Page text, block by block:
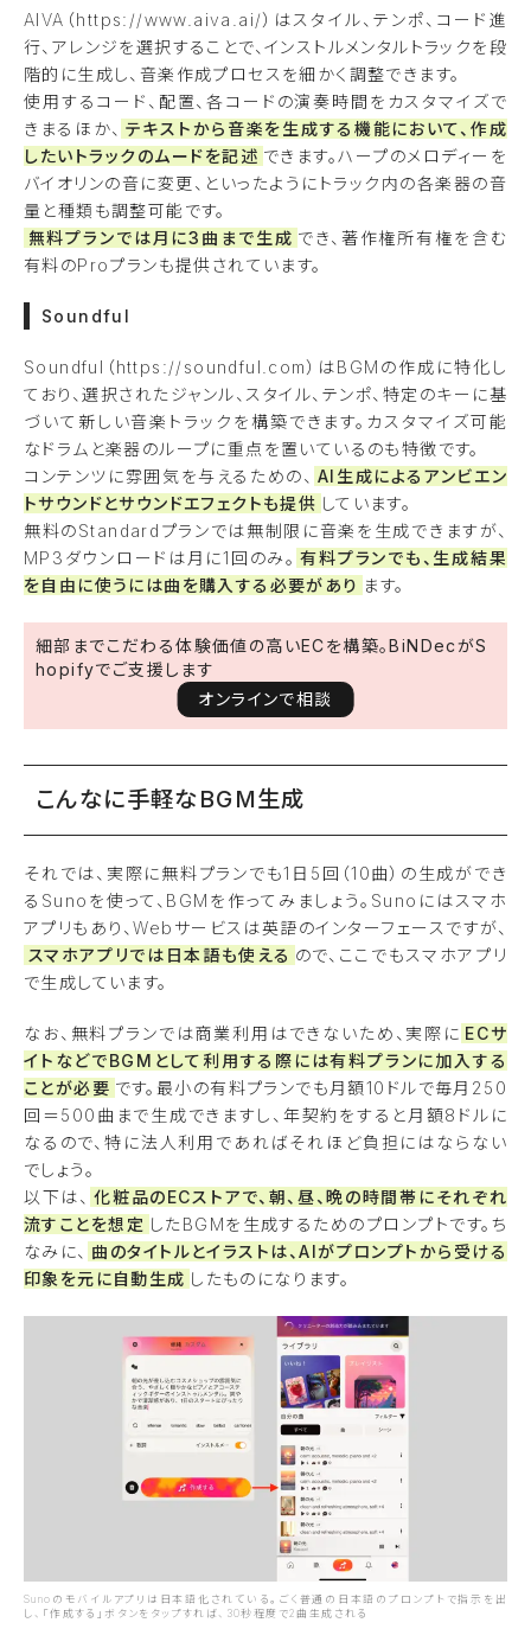
AIVA（https://www.aiva.ai/）はスタイル、テンポ、コード進
行、アレンジを選択することで、インストルメンタルトラックを段
階的に生成し、音楽作成プロセスを細かく調整できます。
使用するコード、配置、各コードの演奏時間をカスタマイズで
きまるほか、 テキストから音楽を生成する機能において、作成
したいトラックのムードを記述 できます。ハープのメロディーを
バイオリンの音に変更、といったようにトラック内の各楽器の音
量と種類も調整可能です。
無料プランでは月に3曲まで生成 でき、著作権所有権を含む
有料のProプランも提供されています。
Soundful
Soundful（https://soundful.com）はBGMの作成に特化し
ており、選択されたジャンル、スタイル、テンポ、特定のキーに基
づいて新しい音楽トラックを構築できます。カスタマイズ可能
なドラムと楽器のループに重点を置いているのも特徴です。
コンテンツに雰囲気を与えるための、 AI生成によるアンビエン
トサウンドとサウンドエフェクトも提供 しています。
無料のStandardプランでは無制限に音楽を生成できますが、
MP3ダウンロードは月に1回のみ。 有料プランでも、生成結果
を自由に使うには曲を購入する必要があり ます。
細部までこだわる体験価値の高いECを構築。BiNDecがS
hopifyでご支援します
オンラインで相談
こんなに手軽なBGM生成
それでは、実際に無料プランでも1日5回（10曲）の生成ができ
るSunoを使って、BGMを作ってみましょう。Sunoにはスマホ
アプリもあり、Webサービスは英語のインターフェースですが、
スマホアプリでは日本語も使える ので、ここでもスマホアプリ
で生成しています。
なお、無料プランでは商業利用はできないため、実際に ECサ
イトなどでBGMとして利用する際には有料プランに加入する
ことが必要 です。最小の有料プランでも月額10ドルで毎月250
回＝500曲まで生成できますし、年契約をすると月額8ドルに
なるので、特に法人利用であればそれほど負担にはならない
でしょう。
以下は、 化粧品のECストアで、朝、昼、晩の時間帯にそれぞれ
流すことを想定 したBGMを生成するためのプロンプトです。ち
なみに、 曲のタイトルとイラストは、AIがプロンプトから受ける
印象を元に自動生成 したものになります。
Sunoのモバイルアプリは日本語化されている。ごく普通の日本語のプロンプトで指示を出
し、「作成する」ボタンをタップすれば、30秒程度で2曲生成される